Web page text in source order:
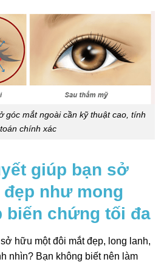
góc mắt ngoài cần kỹ thuật cao, tính
toán chính xác
giúp bạn sở
như mong
biến chứng tối đa
hữu một đôi mắt đẹp, long lanh,
nhìn? Bạn không biết nên làm